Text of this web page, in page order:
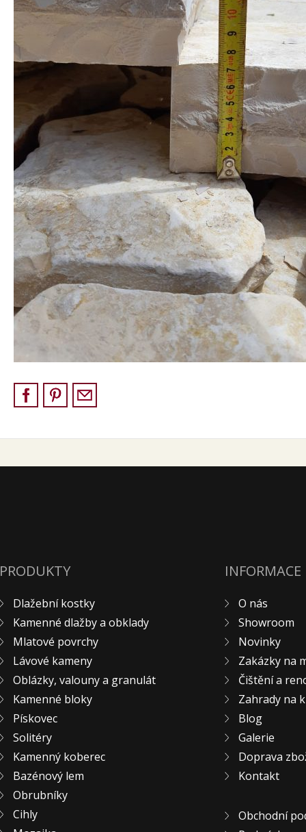
PRODUKTY
Dlažební kostky
Kamenné dlažby a obklady
Mlatové povrchy
Lávové kameny
Oblázky, valouny a granulát
Kamenné bloky
Pískovec
Solitéry
Kamenný koberec
Bazénový lem
Obrubníky
Cihly
INFORMACE
O nás
Showroom
Novinky
Zakázky na
Čištění a
Zahrady na
Blog
Galerie
Doprava
Kontakt
Obchodní